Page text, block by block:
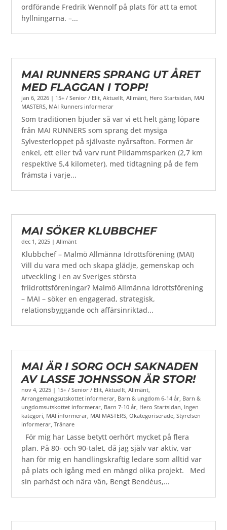
ordförande Fredrik Wennolf på plats för att ta emot
hyllningarna. –...
MAI RUNNERS SPRANG UT ÅRET
MED FLAGGAN I TOPP!
jan 6, 2026 | 15+ / Senior / Elit ,Aktuellt ,Allmänt Hero Startsidan MAI
MASTERS MAI Runners informerar
Som traditionen bjuder så var vi ett helt gäng löpare
från MAI RUNNERS som sprang det mysiga
Sylvesterloppet på självaste nyårsafton. Formen är
enkel, ett eller två varv runt Pildammsparken (2,7 km
respektive 5,4 kilometer), med tidtagning på de fem
främsta i varje...
MAI SÖKER KLUBBCHEF
dec 1, 2025 |Allmänt
Klubbchef – Malmö Allmänna Idrottsförening (MAI)
Vill du vara med och skapa glädje, gemenskap och
utveckling i en av Sveriges största
friidrottsföreningar? Malmö Allmänna Idrottsförening
– MAI – söker en engagerad, strategisk,
relationsbyggande och affärsinriktad...
MAI ÄR I SORG OCH SAKNADEN
AV LASSE JOHNSSON ÄR STOR!
nov 4, 2025 | 15+ / Senior / Elit ,Aktuellt ,Allmänt
Arrangemangsutskottet informerar Barn & ungdom 6-14 år Barn &
ungdomsutskottet informerar Barn 7-10 år Hero Startsidan Ingen
kategori MAI informerar MAI MASTERS ,Okategoriserade ,Styrelsen
informerar ,Tränare
För mig har Lasse betytt oerhört mycket på flera
plan. På 80- och 90-talet, då jag själv var aktiv, var
han för mig en handlingskraftig ledare som alltid var
på plats och igång med en mängd olika projekt. Med
sin parhäst och nära vän, Bengt Bendéus,...